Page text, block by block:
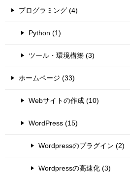
プログラミング (4)
Python (1)
ツール・環境構築 (3)
ホームページ (33)
Webサイトの作成 (10)
WordPress (15)
Wordpressのプラグイン (2)
Wordpressの高速化 (3)